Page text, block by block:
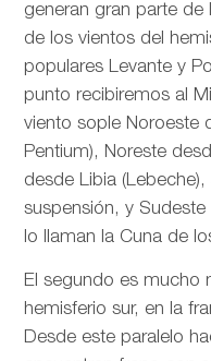
generan gran parte
de los vientos del
populares Levante y
punto recibiremos al
viento sople Noroeste
Pentium), Noreste
desde Libia
suspensión, y
lo llaman la Cuna de
El segundo es mucho
hemisferio sur, en la
Desde este paralelo